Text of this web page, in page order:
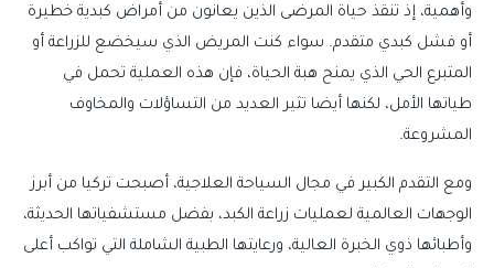
وأهمية، إذ تنقذ حياة المرضى الذين يعانون من أمراض كبدية خطيرة
أو فشل كبدي متقدم. سواء كنت المريض الذي سيخضع للزراعة أو
المتبرع الحي الذي يمنح هبة الحياة، فإن هذه العملية تحمل في
طياتها الأمل، لكنها أيضا تثير العديد من التساؤلات والمخاوف
المشروعة.
ومع التقدم الكبير في مجال السياحة العلاجية، أصبحت تركيا من أبرز
الوجهات العالمية لعمليات زراعة الكبد، بفضل مستشفياتها الحديثة،
وأطبائها ذوي الخبرة العالية، ورعايتها الطبية الشاملة التي تواكب أعلى